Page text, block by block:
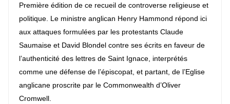
Première édition de ce recueil de controverse religieuse et
politique. Le ministre anglican Henry Hammond répond ici
aux attaques formulées par les protestants Claude
Saumaise et David Blondel contre ses écrits en faveur de
l’authenticité des lettres de Saint Ignace, interprétés
comme une défense de l’épiscopat, et partant, de l’Eglise
anglicane proscrite par le Commonwealth d’Oliver
Cromwell.